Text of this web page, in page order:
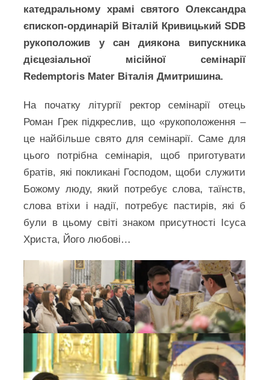
катедральному храмі святого Олександра
єпископ-ординарій Віталій Кривицький SDB
рукоположив у сан диякона випускника
дієцезіальної місійної семінарії
Redemptoris Mater Віталія Дмитришина.
На початку літургії ректор семінарії отець
Роман Грек підкреслив, що «рукоположення –
це найбільше свято для семінарії. Саме для
цього потрібна семінарія, щоб приготувати
братів, які покликані Господом, щоби служити
Божому люду, який потребує слова, таїнств,
слова втіхи і надії, потребує пастирів, які б
були в цьому світі знаком присутності Ісуса
Христа, Його любові…